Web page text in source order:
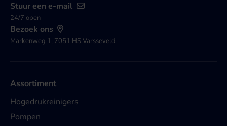
Stuur een e-mail
24/7 open
Bezoek ons
Markenweg 1, 7051 HS Varsseveld
Assortiment
Hogedrukreinigers
Pompen